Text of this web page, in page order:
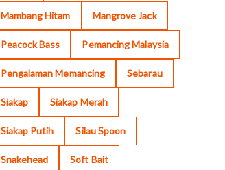
Mambang Hitam Mangrove Jack
Peacock Bass Pemancing Malaysia
Pengalaman Memancing Sebarau
Siakap Siakap Merah
Siakap Putih Silau Spoon
Snakehead Soft Bait